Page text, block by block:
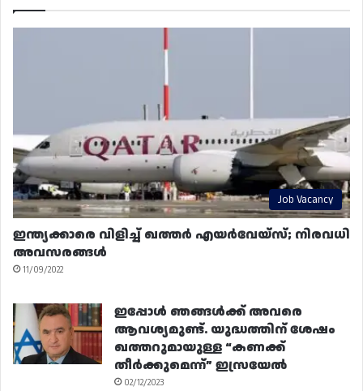
Job Vacancy
ഇന്ത്യക്കാരെ വിളിച്ച് ഖത്തർ എയർവേയ്‌സ്; നിരവധി
അവസരങ്ങൾ
11/09/2022
ഇപ്പോൾ ഞങ്ങൾക്ക് അവരെ
ആവശ്യമുണ്ട്. യുദ്ധത്തിന് ശേഷം
ഖത്തറുമായുള്ള “കണക്ക്
തീർക്കുമെന്ന്” ഇസ്രയേൽ
02/12/2023